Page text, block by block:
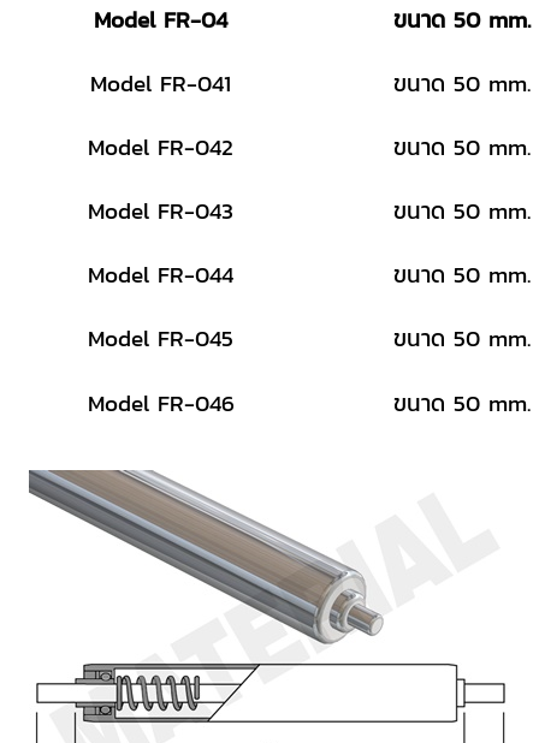
Model FR-04
ขนาด 50 mm.
Model FR-041
ขนาด 50 mm.
Model FR-042
ขนาด 50 mm.
Model FR-043
ขนาด 50 mm.
Model FR-044
ขนาด 50 mm.
Model FR-045
ขนาด 50 mm.
Model FR-046
ขนาด 50 mm.